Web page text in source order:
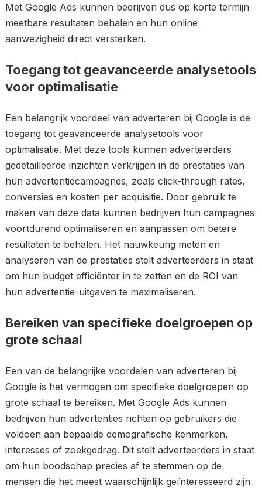
Met Google Ads kunnen bedrijven dus op korte termijn
meetbare resultaten behalen en hun online
aanwezigheid direct versterken.
Toegang tot geavanceerde analysetools
voor optimalisatie
Een belangrijk voordeel van adverteren bij Google is de
toegang tot geavanceerde analysetools voor
optimalisatie. Met deze tools kunnen adverteerders
gedetailleerde inzichten verkrijgen in de prestaties van
hun advertentiecampagnes, zoals click-through rates,
conversies en kosten per acquisitie. Door gebruik te
maken van deze data kunnen bedrijven hun campagnes
voortdurend optimaliseren en aanpassen om betere
resultaten te behalen. Het nauwkeurig meten en
analyseren van de prestaties stelt adverteerders in staat
om hun budget efficiënter in te zetten en de ROI van
hun advertentie-uitgaven te maximaliseren.
Bereiken van specifieke doelgroepen op
grote schaal
Een van de belangrijke voordelen van adverteren bij
Google is het vermogen om specifieke doelgroepen op
grote schaal te bereiken. Met Google Ads kunnen
bedrijven hun advertenties richten op gebruikers die
voldoen aan bepaalde demografische kenmerken,
interesses of zoekgedrag. Dit stelt adverteerders in staat
om hun boodschap precies af te stemmen op de
mensen die het meest waarschijnlijk geïnteresseerd zijn